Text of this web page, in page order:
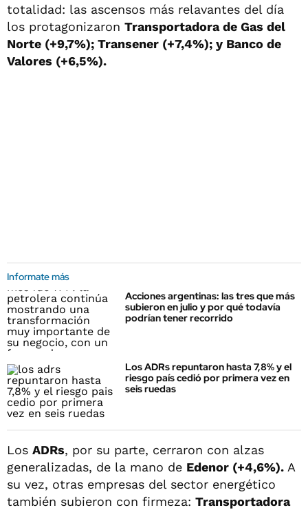
totalidad: las ascensos más relavantes del día
los protagonizaron Transportadora de Gas del
Norte (+9,7%); Transener (+7,4%); y Banco de
Valores (+6,5%).
Informate más
Acciones argentinas: las tres que más
subieron en julio y por qué todavía
podrían tener recorrido
Los ADRs repuntaron hasta 7,8% y el
riesgo país cedió por primera vez en
seis ruedas
Los ADRs, por su parte, cerraron con alzas
generalizadas, de la mano de Edenor (+4,6%). A
su vez, otras empresas del sector energético
también subieron con firmeza: Transportadora